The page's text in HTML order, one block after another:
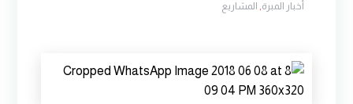
أخبار المبرة, المشاريع